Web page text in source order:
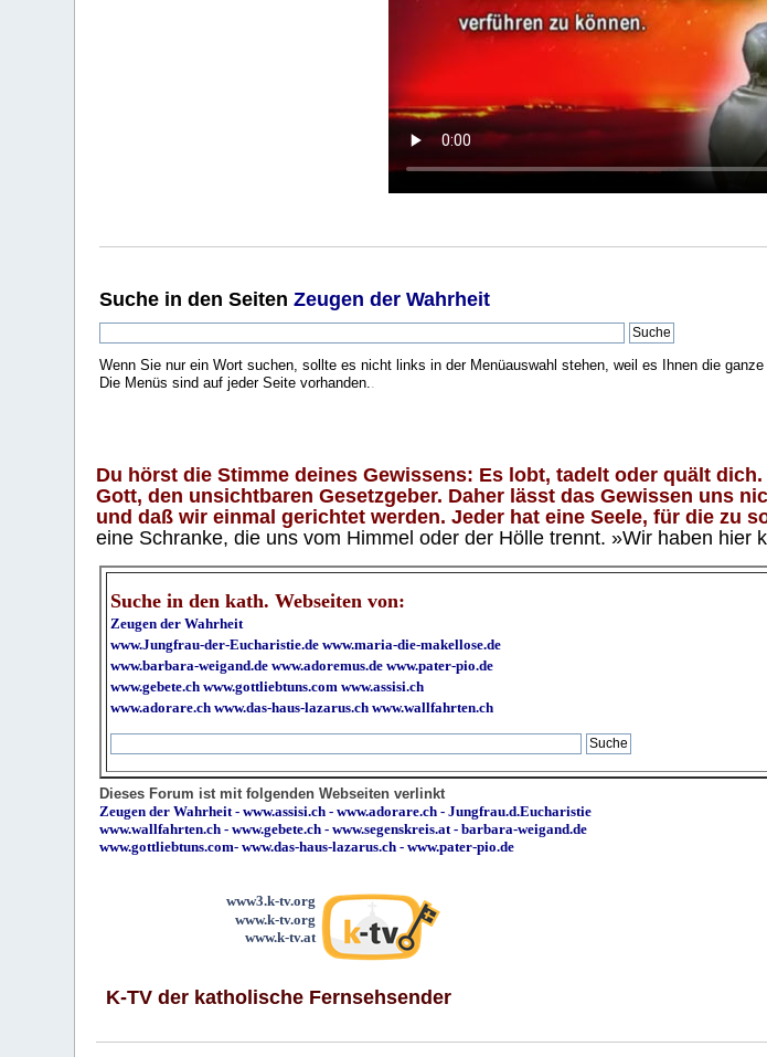
Suche in den SeitenZeugen der Wahrheit
Wenn Sie nur ein Wort suchen, sollte es nicht links in der Menüauswahl stehen, weil es Ihnen die
Die Menüs sind auf jeder Seite vorhanden..
Du hörst die Stimme deines Gewissens: Es lobt, tadelt oder quält
Gott, den unsichtbaren Gesetzgeber. Daher lässt das Gewissen uns
und daß wir einmal gerichtet werden. Jeder hat eine Seele, für die zu
eine Schranke, die uns vom Himmel oder der Hölle trennt. »Wir haben
Suche in den kath. Webseiten von:
Zeugen der Wahrheit
www.Jungfrau-der-Eucharistie.de www.maria-die-makellose.de
www.barbara-weigand.de www.adoremus.de www.pater-pio.de
www.gebete.ch www.gottliebtuns.com www.assisi.ch
www.adorare.ch www.das-haus-lazarus.ch www.wallfahrten.ch
Dieses Forum ist mit folgenden Webseiten verlinkt
Zeugen der Wahrheit-www.assisi.ch -www.adorare.ch -Jungfrau.d.Eucharistie
www.wallfahrten.ch -www.gebete.ch -www.segenskreis.at-barbara-weigand.de
www.gottliebtuns.com-www.das-haus-lazarus.ch - www.pater-pio.de
www3.k-tv.org
www.k-tv.org
www.k-tv.at
K-TV der katholische Fernsehsender